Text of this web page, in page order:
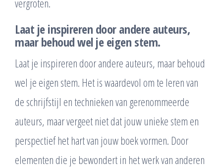
Laat je inspireren door andere auteurs,
maar behoud wel je eigen stem.
Laat je inspireren door andere auteurs, maar behoud
wel je eigen stem. Het is waardevol om te leren van
de schrijfstijl en technieken van gerenommeerde
auteurs, maar vergeet niet dat jouw unieke stem en
perspectief het hart van jouw boek vormen. Door
elementen die je bewondert in het werk van anderen